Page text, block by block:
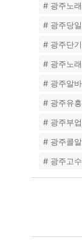
# 광주노
# 광주당
# 광주단
# 광주노
# 광주알
# 광주유
# 광주부
# 광주콜
# 광주고